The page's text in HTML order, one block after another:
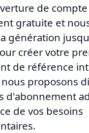
de
gratuite et
génération
créer votre
de référence
nous proposons
d'abonnement
de vos besoins